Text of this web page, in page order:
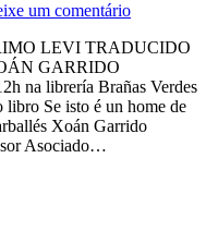
um comentário
LEVI TRADUCIDO
GARRIDO
na librería Brañas Verdes
libro Se isto é un home de
Xoán Garrido
Asociado…